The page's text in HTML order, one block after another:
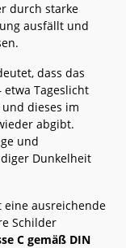
durch starke
ausfällt und
dass das
Tageslicht
dieses im
abgibt.
und
Dunkelheit
eine ausreichende
Schilder
C gemäß DIN